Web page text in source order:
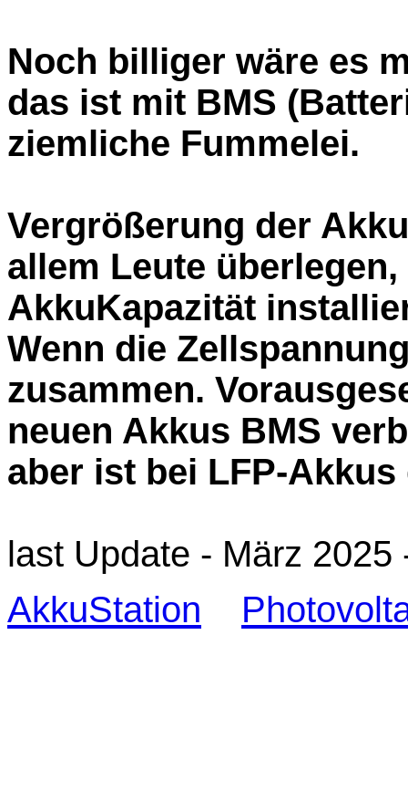
Noch billiger wäre es
das ist mit BMS
ziemliche Fummelei.
Vergrößerung der
allem Leute
AkkuKapazität
Wenn die
zusammen.
neuen Akkus BMS
aber ist bei LFP-
last Update - März 2025
AkkuStation